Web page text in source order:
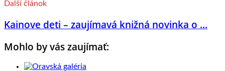
Ďalší článok
Kainove deti – zaujímavá knižná novinka o ...
Mohlo by vás zaujímať: